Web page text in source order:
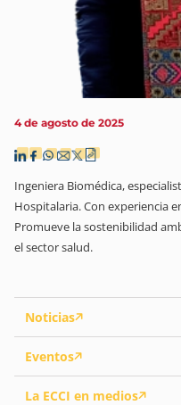
Noticias
Eventos
La ECCI en medios
4 de agosto de 2025
Ingeniera Biomédica,
Hospitalaria. Con experiencia
Promueve la sostenibilidad
el sector salud.